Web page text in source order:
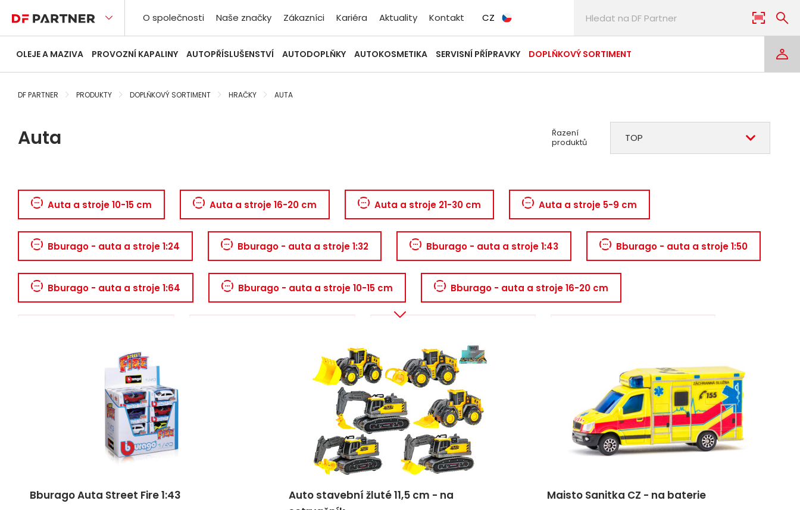
O společnosti Naše značky Zákazníci Kariéra Aktuality Kontakt CZ
OLEJE A MAZIVA PROVOZNÍ KAPALINY AUTOPŘÍSLUŠENSTVÍ AUTODOPLŇKY AUTOKOSMETIKA SERVISNÍ PŘÍPRAVKY DOPLŇKOVÝ SORTIMENT
DF PARTNER PRODUKTY DOPLŇKOVÝ SORTIMENT HRAČKY AUTA
Auta
Řazení
produktů
TOP
Auta a stroje 10-15 cm Auta a stroje 16-20 cm Auta a stroje 21-30 cm Auta a stroje 5-9 cm
Bburago - auta a stroje 1:24 Bburago - auta a stroje 1:32 Bburago - auta a stroje 1:43 Bburago - auta a stroje 1:50
Bburago - auta a stroje 1:64 Bburago - auta a stroje 10-15 cm Bburago - auta a stroje 16-20 cm
Maisto - auta a stroje 1:64 Maisto - auta a stroje 10-15 cm Maisto - auta a stroje 16-20 cm
Maisto - auta a stroje 5-9 cm
Bburago Auta Street Fire 1:43
Auto stavební žluté 11,5 cm - na
Maisto Sanitka CZ - na baterie